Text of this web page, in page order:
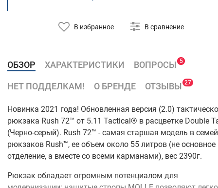
В избранное В сравнение
ОБЗОР ХАРАКТЕРИСТИКИ ВОПРОСЫ 5
5
НЕТ ПОДДЕЛКАМ! О БРЕНДЕ ОТЗЫВЫ 27
Новинка 2021 года! Обновленная версия (2.0)
рюкзака Rush 72™ от 5.11 Tactical® в расцветке Double
(Черно-серый). Rush 72™ - самая старшая модель в
рюкзаков Rush™, ее объем около 55 литров (не основное
отделение, а вместе со всеми карманами), вес 2390г.
Рюкзак обладает огромным потенциалом для